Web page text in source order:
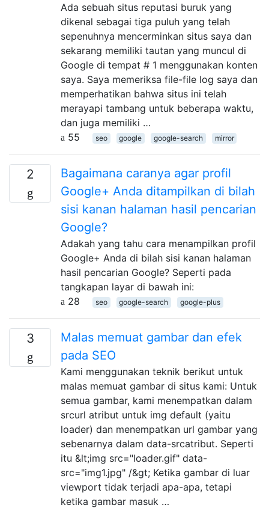
Ada sebuah situs reputasi buruk yang
dikenal sebagai tiga puluh yang telah
sepenuhnya mencerminkan situs saya dan
sekarang memiliki tautan yang muncul di
Google di tempat # 1 menggunakan konten
saya. Saya memeriksa file-file log saya dan
memperhatikan bahwa situs ini telah
merayapi tambang untuk beberapa waktu,
dan juga memiliki …
55
seo google google-search mirror
2
Bagaimana caranya agar profil
Google+ Anda ditampilkan di bilah
sisi kanan halaman hasil pencarian
Google?
Adakah yang tahu cara menampilkan profil
Google+ Anda di bilah sisi kanan halaman
hasil pencarian Google? Seperti pada
tangkapan layar di bawah ini:
28
seo google-search google-plus
3
Malas memuat gambar dan efek
pada SEO
Kami menggunakan teknik berikut untuk
malas memuat gambar di situs kami: Untuk
semua gambar, kami menempatkan dalam
srcurl atribut untuk img default (yaitu
loader) dan menempatkan url gambar yang
sebenarnya dalam data-srcatribut. Seperti
itu &lt;img src="loader.gif" data-
src="img1.jpg" /&gt; Ketika gambar di luar
viewport tidak terjadi apa-apa, tetapi
ketika gambar masuk …